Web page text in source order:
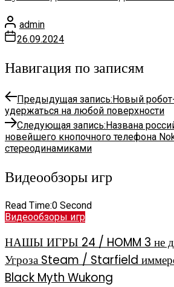
admin
26.09.2024
Навигация по записям
Предыдущая запись:Новый
удержаться на любой поверхности
Следующая запись:Названа
новейшего кнопочного телефона
стереодинамиками
Видеообзоры игр
Read Time:0 Second
Видеообзоры игр
НАШЫ ИГРЫ 24 / HOMM 3 не
Угроза Steam / Starfield
Black Myth Wukong